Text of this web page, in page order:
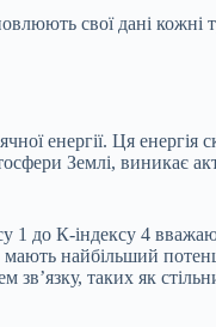
свої дані
енергії. Ця енергія
Землі, виникає
1 до К-індексу 4
найбільший
таких як